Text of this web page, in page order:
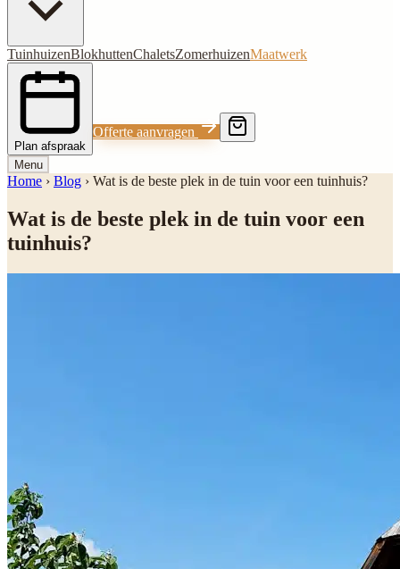
TuinhuizenBlokhuttenChaletsZomerhuizenMaatwerk
Plan afspraak
Offerte aanvragen
Menu
Home › Blog › Wat is de beste plek in de tuin voor een tuinhuis?
Wat is de beste plek in de tuin voor een
tuinhuis?